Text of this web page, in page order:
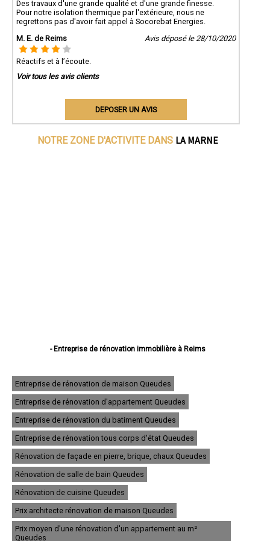
Des travaux d'une grande qualité et d'une grande finesse.
Pour notre isolation thermique par l'extérieure, nous ne
regrettons pas d'avoir fait appel à Socorebat Energies.
M. E. de Reims
Avis déposé le 28/10/2020
Réactifs et à l’écoute.
Voir tous les avis clients
DEPOSER UN AVIS
NOTRE ZONE D'ACTIVITE DANS LA MARNE
- Entreprise de rénovation immobilière à Reims
- Entreprise de rénovation immobilière à Vitry-le-François
- Entreprise de rénovation immobilière à Tinqueux
- Entreprise de rénovation immobilière à Bétheny
- Entreprise de rénovation immobilière à Cormontreuil
- Entreprise de rénovation immobilière à Fismes
- Entreprise de rénovation immobilière à Saint-Memmie
- Entreprise de rénovation immobilière à Sézanne
- Entreprise de rénovation immobilière à Mourmelon-le-Grand
- Entreprise de rénovation immobilière à Witry-lès-Reims
- Entreprise de rénovation immobilière à Sainte-Menehould
- Entreprise de rénovation immobilière à Fagnières
- Entreprise de rénovation immobilière à Ay
- Entreprise de rénovation immobilière à Suippes
- Entreprise de rénovation immobilière à Montmirail
- Entreprise de rénovation immobilière à Saint-Brice-Courcelles
Entreprise de rénovation de maison Queudes
Entreprise de rénovation d'appartement Queudes
Entreprise de rénovation du batiment Queudes
Entreprise de rénovation tous corps d'état Queudes
Rénovation de façade en pierre, brique, chaux Queudes
Rénovation de salle de bain Queudes
Rénovation de cuisine Queudes
Prix architecte rénovation de maison Queudes
Prix moyen d'une rénovation d'un appartement au m²
Queudes